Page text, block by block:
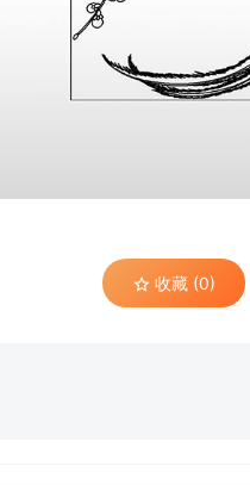
收藏 (0)